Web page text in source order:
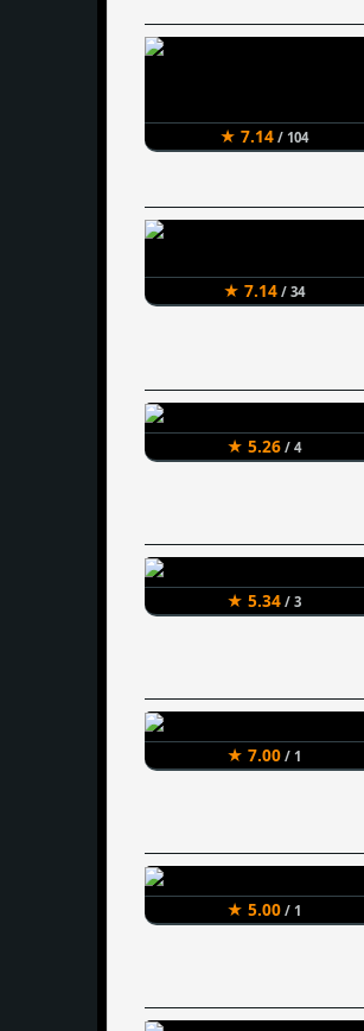
★ 7.14/ 104
★ 7.14/ 34
★ 5.26/ 4
★ 5.34/ 3
★ 7.00/ 1
★ 5.00/ 1